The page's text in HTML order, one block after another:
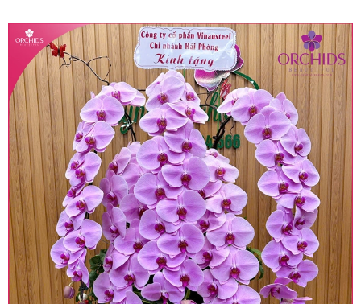
• Giá trên được miễn ship giao trong nội thành,
miễn phí in thiệp - banner theo yêu cầu khách
hàng.
• Beautiful Orchids liên kết với các cửa hàng
trên toàn quốc để phục vụ giao hoa tận nơi, mỗi
khu vực sẽ có mức giá khác nhau (tùy vào chi
phí mặt bằng, nguyên vật liệu,..) nên giá có thể sẽ
thay đổi so với giá niêm yết trên website. Khách
hàng ở Tỉnh thành khác vui lòng chủ động hỏi lại
giá trước khi đặt hàng, shop sẽ chủ động báo giá
chính xác khi có địa chỉ giao hàng cụ thể